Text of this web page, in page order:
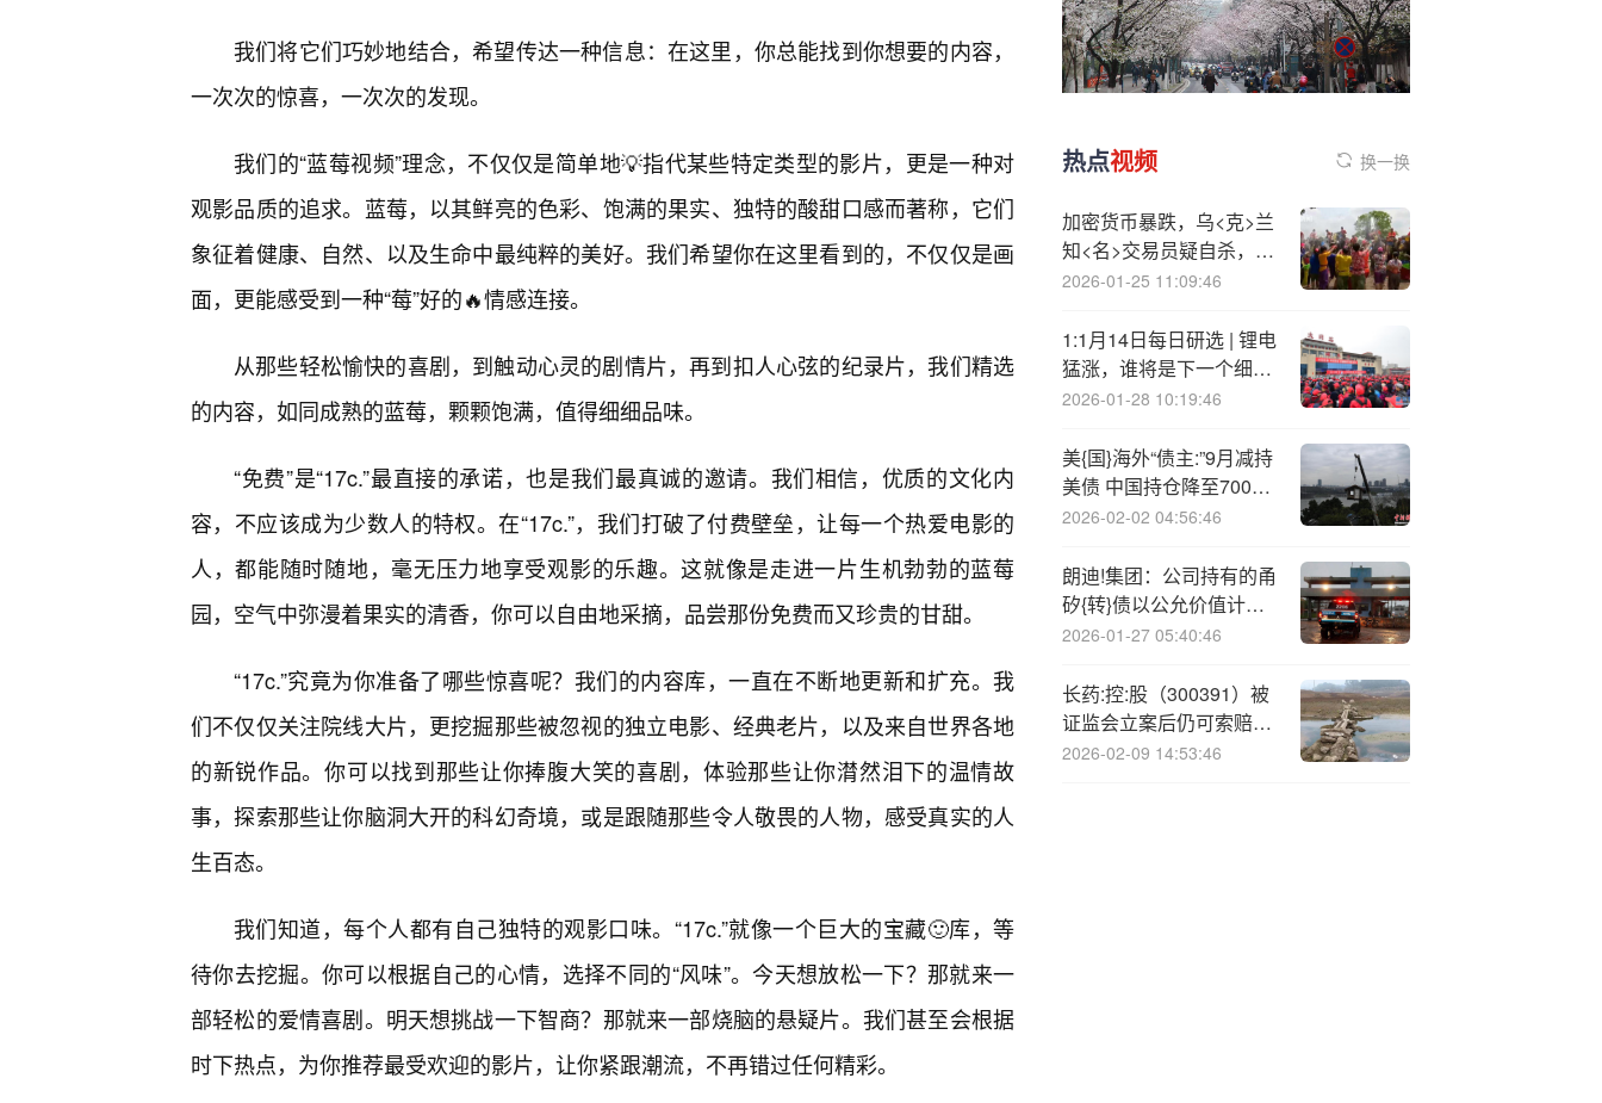
我们将它们巧妙地结合，希望传达一种信息：在这里，你总能找到你想要的内容，
一次次的惊喜，一次次的发现。
我们的“蓝莓视频”理念，不仅仅是简单地💡指代某些特定类型的影片，更是一种对
观影品质的追求。蓝莓，以其鲜亮的色彩、饱满的果实、独特的酸甜口感而著称，它们
象征着健康、自然、以及生命中最纯粹的美好。我们希望你在这里看到的，不仅仅是画
面，更能感受到一种“莓”好的🔥情感连接。
从那些轻松愉快的喜剧，到触动心灵的剧情片，再到扣人心弦的纪录片，我们精选
的内容，如同成熟的蓝莓，颗颗饱满，值得细细品味。
“免费”是“17c.”最直接的承诺，也是我们最真诚的邀请。我们相信，优质的文化内
容，不应该成为少数人的特权。在“17c.”，我们打破了付费壁垒，让每一个热爱电影的
人，都能随时随地，毫无压力地享受观影的乐趣。这就像是走进一片生机勃勃的蓝莓
园，空气中弥漫着果实的清香，你可以自由地采摘，品尝那份免费而又珍贵的甘甜。
“17c.”究竟为你准备了哪些惊喜呢？我们的内容库，一直在不断地更新和扩充。我
们不仅仅关注院线大片，更挖掘那些被忽视的独立电影、经典老片，以及来自世界各地
的新锐作品。你可以找到那些让你捧腹大笑的喜剧，体验那些让你潸然泪下的温情故
事，探索那些让你脑洞大开的科幻奇境，或是跟随那些令人敬畏的人物，感受真实的人
生百态。
我们知道，每个人都有自己独特的观影口味。“17c.”就像一个巨大的宝藏🙂库，等
待你去挖掘。你可以根据自己的心情，选择不同的“风味”。今天想放松一下？那就来一
部轻松的爱情喜剧。明天想挑战一下智商？那就来一部烧脑的悬疑片。我们甚至会根据
时下热点，为你推荐最受欢迎的影片，让你紧跟潮流，不再错过任何精彩。
热点视频 换一换
加密货币暴跌，乌<克>兰
知<名>交易员疑自杀，或
牵涉乌安全部队
2026-01-25 11:09:46
1:1月14日每日研选 | 锂电
猛涨，谁将是下一个细分
王者？
2026-01-28 10:19:46
美{国}海外“债主:”9月减持
美债 中国持仓降至7005
亿美元！
2026-02-02 04:56:46
朗迪!集团：公司持有的甬
矽{转}债以公允价值计量
且其变动计入当期损益
2026-01-27 05:40:46
长药:控:股（300391）被
证监会立案后仍可索赔，
世纪华通（002602）索
2026-02-09 14:53:46